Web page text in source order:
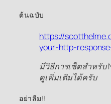
ต้นฉบับ
https://
your-http-
มีวิธีการเซ็ตสำหรับ
ดูเพิ่มเติมได้ครับ
อย่าลืม!!